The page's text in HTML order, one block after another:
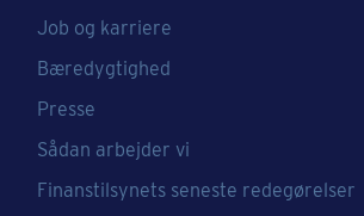
Job og karriere
Bæredygtighed
Presse
Sådan arbejder vi
Finanstilsynets seneste redegørelser